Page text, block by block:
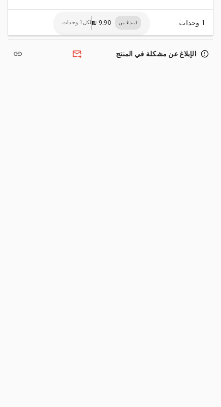
1 وحدات ابتداءً من ‏9.90 ₪ لكل1 وحدات
error_outline الإبلاغ عن مشكلة في المنتج forward_to_inbox
link